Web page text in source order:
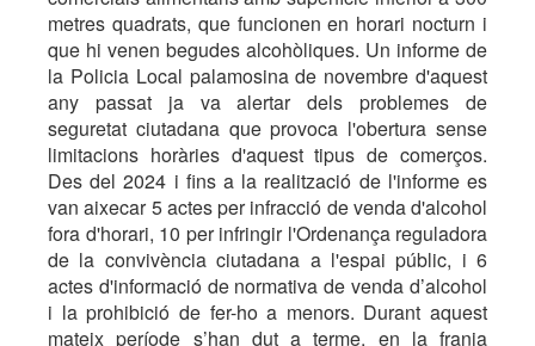
metres quadrats, que funcionen en horari nocturn i
que hi venen begudes alcohòliques. Un informe de
la Policia Local palamosina de novembre d'aquest
any passat ja va alertar dels problemes de
seguretat ciutadana que provoca l'obertura sense
limitacions horàries d'aquest tipus de comerços.
Des del 2024 i fins a la realització de l'informe es
van aixecar 5 actes per infracció de venda d'alcohol
fora d'horari, 10 per infringir l'Ordenança reguladora
de la convivència ciutadana a l'espai públic, i 6
actes d'informació de normativa de venda d’alcohol
i la prohibició de fer-ho a menors. Durant aquest
mateix període s’han dut a terme, en la franja